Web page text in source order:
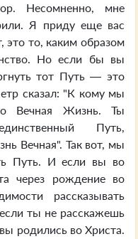
Несомненно, мне
Я приду еще вас
это то, каким образом
Но если бы вы
тот Путь — это
сказал: "К кому мы
Вечная Жизнь. Ты
Путь,
Вечная". Так вот, мы
Путь. И если вы во
через рождение во
рассказывать
ты не расскажешь
родились во Христа.